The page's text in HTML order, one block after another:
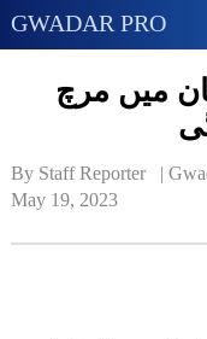
GWADAR PRO
میں مرچ
By Staff Reporter   |
May 19, 2023